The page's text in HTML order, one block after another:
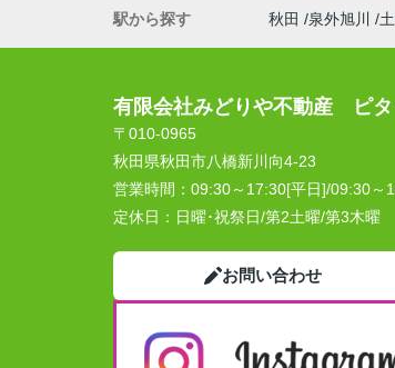
駅から探す
秋田 泉外旭川
有限会社みどりや不動産 ピタ
〒010-0965
秋田県秋田市八橋新川向4-23
営業時間： 09:30～17:30[平日]/09:30～
定休日： 日曜･祝祭日/第2土曜/第3木曜
お問い合わせ